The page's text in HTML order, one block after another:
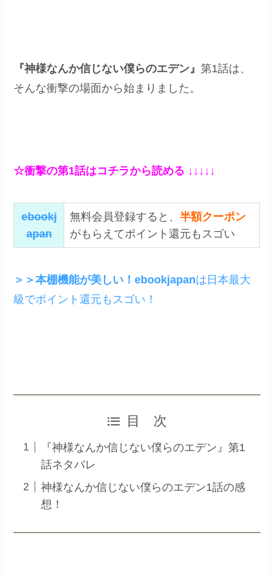
『神様なんか信じない僕らのエデン 』第1話は、
そんな衝撃の場面から始まりました。
☆衝撃の第1話はコチラから読める ↓↓↓↓↓
ebookj
apan
無料会員登録すると、半額クーポン
がもらえてポイント還元もスゴい
＞＞本棚機能が美しい！ebookjapanは日本最大
級でポイント還元もスゴい！
目 次
『神様なんか信じない僕らのエデン』第1
話ネタバレ
神様なんか信じない僕らのエデン1話の感
想！